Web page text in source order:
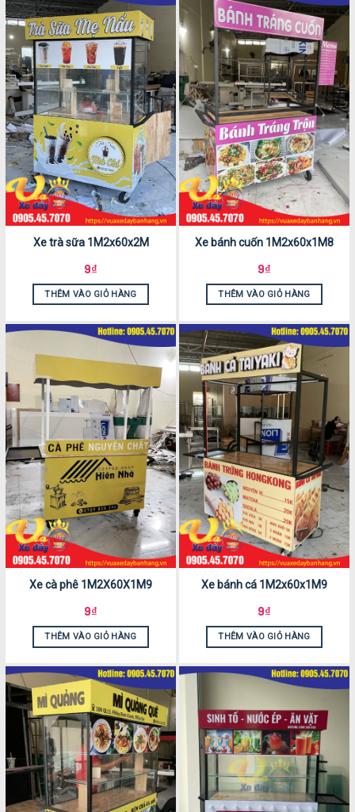
Xe trà sữa 1M2x60x2M
9₫
THÊM VÀO GIỎ HÀNG
Xe bánh cuốn 1M2x60x1M8
9₫
THÊM VÀO GIỎ HÀNG
Xe cà phê 1M2X60X1M9
9₫
THÊM VÀO GIỎ HÀNG
Xe bánh cá 1M2x60x1M9
9₫
THÊM VÀO GIỎ HÀNG